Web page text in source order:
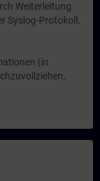
Weiterleitung
Syslog-Protokoll.
(in